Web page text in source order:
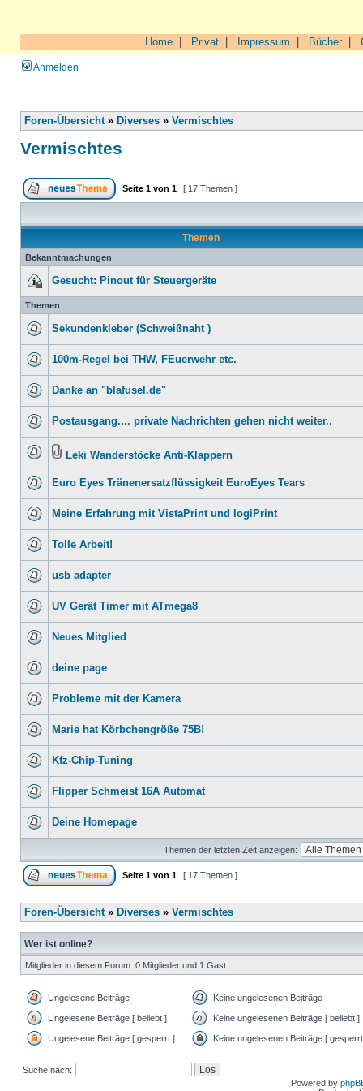
Home Privat Impressum Bücher|
Anmelden
Foren-Übersicht» Diverses » Vermischtes
Vermischtes
Seite 1 von 1 [ 17 Themen ]
Themen
Bekanntmachungen
Gesucht: Pinout für Steuergeräte
Themen
Sekundenkleber (Schweißnaht )
100m-Regel bei THW, FEuerwehr etc.
Danke an "blafusel.de"
Postausgang.... private Nachrichten gehen nicht weiter..
Leki Wanderstöcke Anti-Klappern
Euro Eyes Tränenersatzflüssigkeit EuroEyes Tears
Meine Erfahrung mit VistaPrint und logiPrint
Tolle Arbeit!
usb adapter
UV Gerät Timer mit ATmega8
Neues Mitglied
deine page
Probleme mit der Kamera
Marie hat Körbchengröße 75B!
Kfz-Chip-Tuning
Flipper Schmeist 16A Automat
Deine Homepage
Themen der letzten Zeit anzeigen:
Seite 1 von 1 [ 17 Themen ]
Foren-Übersicht» Diverses » Vermischtes
Wer ist online?
Mitglieder in diesem Forum: 0 Mitglieder und 1 Gast
Ungelesene Beiträge Keine ungelesenen Beiträge
Ungelesene Beiträge [ beliebt ] Keine ungelesenen Beiträge [ beliebt ]
Ungelesene Beiträge [ gesperrt ] Keine ungelesenen Beiträge [
Suche nach:
Powered by